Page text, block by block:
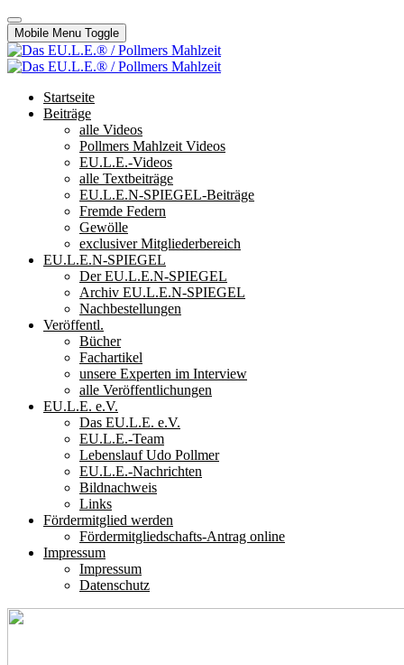
Mobile Menu Toggle
Startseite
Beiträge
alle Videos
Pollmers Mahlzeit Videos
EU.L.E.-Videos
alle Textbeiträge
EU.L.E.N-SPIEGEL-Beiträge
Fremde Federn
Gewölle
exclusiver Mitgliederbereich
EU.L.E.N-SPIEGEL
Der EU.L.E.N-SPIEGEL
Archiv EU.L.E.N-SPIEGEL
Nachbestellungen
Veröffentl.
Bücher
Fachartikel
unsere Experten im Interview
alle Veröffentlichungen
EU.L.E. e.V.
Das EU.L.E. e.V.
EU.L.E.-Team
Lebenslauf Udo Pollmer
EU.L.E.-Nachrichten
Bildnachweis
Links
Fördermitglied werden
Fördermitgliedschafts-Antrag online
Impressum
Impressum
Datenschutz